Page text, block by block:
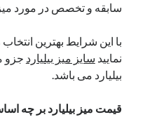
ژانویه 2026
نوامبر 2025
آگوست 2025
جولای 2025
می 2025
سابقه و تخصص در مورد میز
با این شرایط بهترین
نمایید سایز میز بیلیارد جزو
بیلیارد می باشد.
قیمت میز بیلیارد بر چه